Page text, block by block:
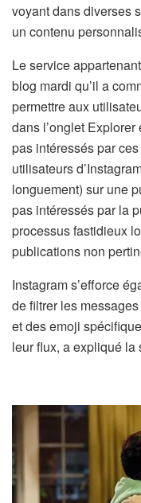
voyant dans diverses
un contenu
Le service
blog mardi qu’il a
permettre aux
dans l’onglet Explorer
pas intéressés par
utilisateurs
longuement) sur une
pas intéressés par la
processus fastidieux
publications non
Instagram s’efforce
de filtrer les
et des emoji
leur flux, a expliqué la